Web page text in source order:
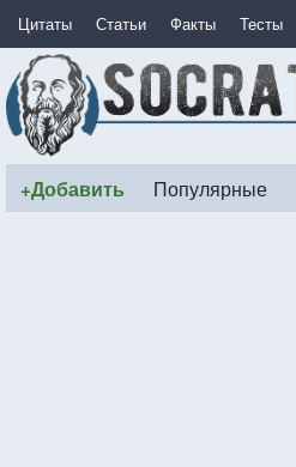
Цитаты Статьи Факты Тесты
+Добавить Популярные